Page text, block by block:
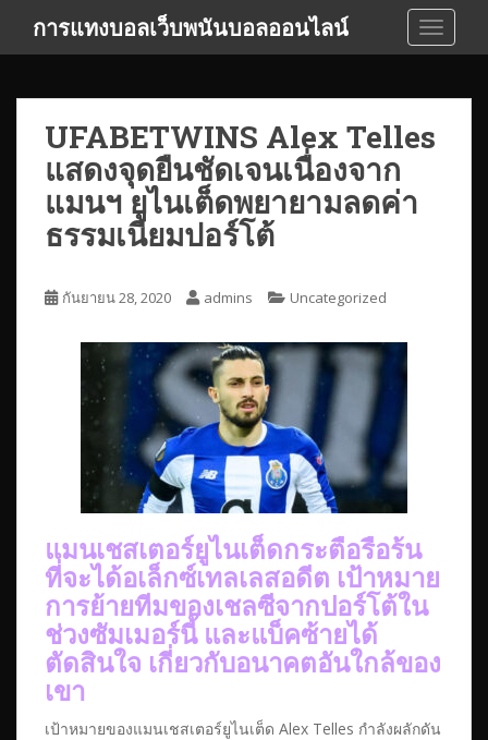
i
การแทงบอลเว็บพนันบอลออนไลน์
UFABETWINS Alex Telles
แสดงจุดยืนชัดเจนเนื่องจาก
แมนฯ ยูไนเต็ดพยายามลดค่า
ธรรมเนียมปอร์โต้
กันยายน 28, 2020 admins Uncategorized
แมนเชสเตอร์ยูไนเต็ดกระตือรือร้น
ที่จะได้อเล็กซ์เทลเลสอดีต เป้าหมาย
การย้ายทีมของเชลซีจากปอร์โต้ใน
ช่วงซัมเมอร์นี้ และแบ็คซ้ายได้
ตัดสินใจ เกี่ยวกับอนาคตอันใกล้ของ
เขา
เป้าหมายของแมนเชสเตอร์ยูไนเต็ด Alex Telles กำลังผลักดัน